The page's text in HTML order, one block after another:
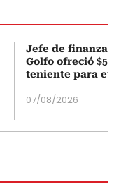
Jefe de finanzas
Golfo ofreció
teniente para
07/08/2026